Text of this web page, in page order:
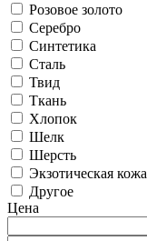
Розовое золото
Серебро
Синтетика
Сталь
Твид
Ткань
Хлопок
Шелк
Шерсть
Экзотическая кожа
Другое
Цена